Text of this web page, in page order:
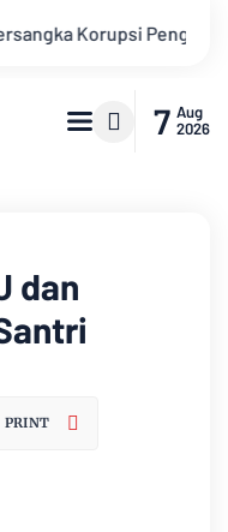
Jabung Ke Penuntut
7 Aug
2026
dan
PRINT